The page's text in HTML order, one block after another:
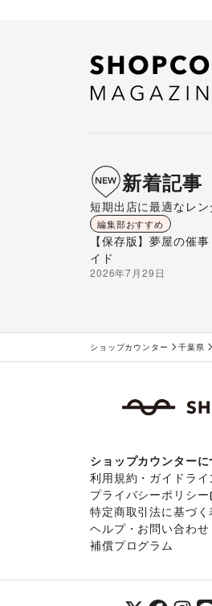
新着記事
短期出店に最適なレ
編集部おすすめ
【保存版】夢屋の催
イド
2026年7月29日
ショップカウンター 千葉県
ショップカウンターに
利用規約・ガイドライ
プライバシーポリシー
特定商取引法に基づく
ヘルプ・お問い合わせ
補償プログラム